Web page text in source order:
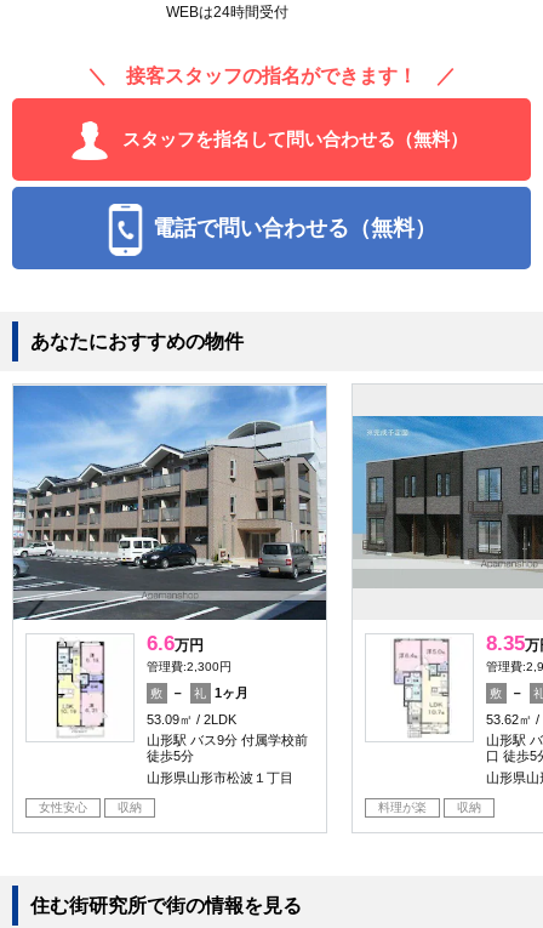
WEBは24時間受付
＼ 接客スタッフの指名ができます！ ／
スタッフを指名して問い合わせる（無料）
電話で問い合わせる（無料）
あなたにおすすめの物件
6.6万円
管理費:2,300円
敷 － 礼
1ヶ月
53.09㎡
2LDK
山形駅 バス9分 付属学校前
徒歩5分
山形県山形市松波１丁目
女性安心 収納
8.35万
管理費
敷 －
53.62㎡
山形駅
口 徒歩5
山形県山
料理が楽 収納
住む街研究所で街の情報を見る